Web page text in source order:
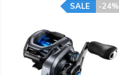
-24%
SALE